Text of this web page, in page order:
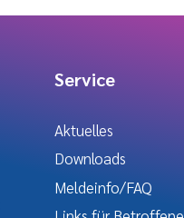
Service
Aktuelles
Downloads
Meldeinfo/FAQ